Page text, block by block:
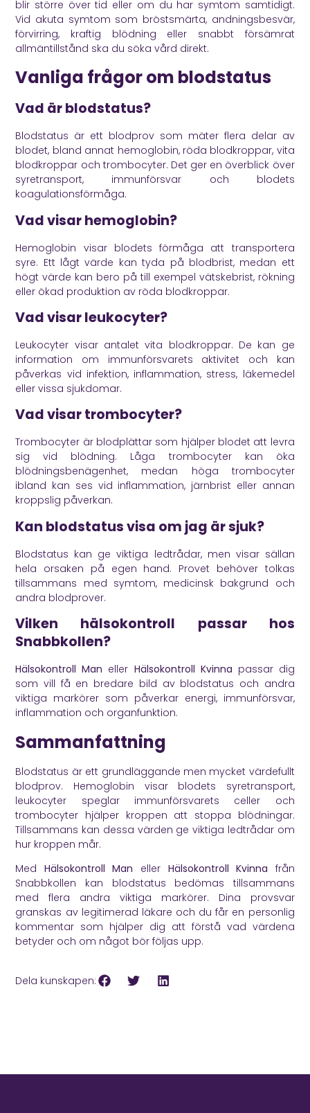
blir större över tid eller om du har symtom samtidigt.
Vid akuta symtom som bröstsmärta, andningsbesvär,
förvirring, kraftig blödning eller snabbt försämrat
allmäntillstånd ska du söka vård direkt.
Vanliga frågor om blodstatus
Vad är blodstatus?
Blodstatus är ett blodprov som mäter flera delar av
blodet, bland annat hemoglobin, röda blodkroppar, vita
blodkroppar och trombocyter. Det ger en överblick över
syretransport, immunförsvar och blodets
koagulationsförmåga.
Vad visar hemoglobin?
Hemoglobin visar blodets förmåga att transportera
syre. Ett lågt värde kan tyda på blodbrist, medan ett
högt värde kan bero på till exempel vätskebrist, rökning
eller ökad produktion av röda blodkroppar.
Vad visar leukocyter?
Leukocyter visar antalet vita blodkroppar. De kan ge
information om immunförsvarets aktivitet och kan
påverkas vid infektion, inflammation, stress, läkemedel
eller vissa sjukdomar.
Vad visar trombocyter?
Trombocyter är blodplättar som hjälper blodet att levra
sig vid blödning. Låga trombocyter kan öka
blödningsbenägenhet, medan höga trombocyter
ibland kan ses vid inflammation, järnbrist eller annan
kroppslig påverkan.
Kan blodstatus visa om jag är sjuk?
Blodstatus kan ge viktiga ledtrådar, men visar sällan
hela orsaken på egen hand. Provet behöver tolkas
tillsammans med symtom, medicinsk bakgrund och
andra blodprover.
Vilken hälsokontroll passar hos
Snabbkollen?
Hälsokontroll Man eller Hälsokontroll Kvinna passar dig
som vill få en bredare bild av blodstatus och andra
viktiga markörer som påverkar energi, immunförsvar,
inflammation och organfunktion.
Sammanfattning
Blodstatus är ett grundläggande men mycket värdefullt
blodprov. Hemoglobin visar blodets syretransport,
leukocyter speglar immunförsvarets celler och
trombocyter hjälper kroppen att stoppa blödningar.
Tillsammans kan dessa värden ge viktiga ledtrådar om
hur kroppen mår.
Med Hälsokontroll Man eller Hälsokontroll Kvinna från
Snabbkollen kan blodstatus bedömas tillsammans
med flera andra viktiga markörer. Dina provsvar
granskas av legitimerad läkare och du får en personlig
kommentar som hjälper dig att förstå vad värdena
betyder och om något bör följas upp.
Dela kunskapen: